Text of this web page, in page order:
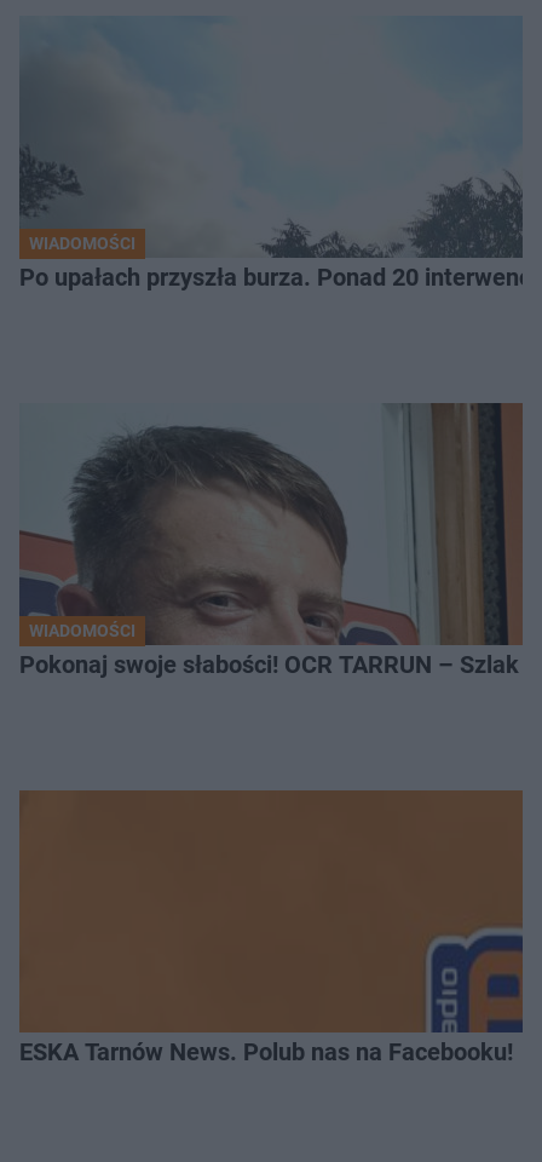
WIADOMOŚCI
Po upałach przyszła burza. Ponad 20
WIADOMOŚCI
Pokonaj swoje słabości! OCR TARRUN – Szlak
ESKA Tarnów News. Polub nas na Facebooku!